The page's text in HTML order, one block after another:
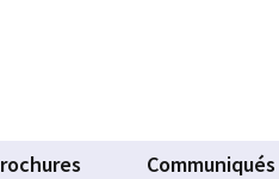
Communiqués